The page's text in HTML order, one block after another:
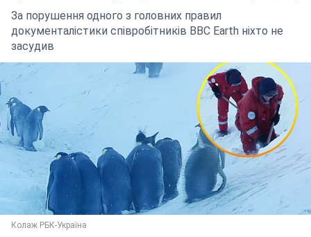
За порушення одного з головних правил
документалістики співробітників BBC Earth ніхто не
засудив
Колаж РБК-Україна